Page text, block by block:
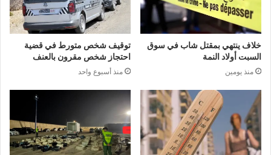
خلاف ينتهي بمقتل شاب في سوق
السبت أولاد النمة
منذ يومين
توقيف شخص متورط في قضية
احتجاز شخص مقرون بالعنف
منذ أسبوع واحد